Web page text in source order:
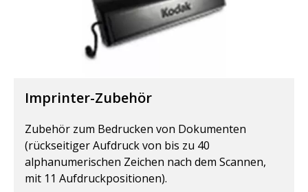
Imprinter-Zubehör
Zubehör zum Bedrucken von Dokumenten
(rückseitiger Aufdruck von bis zu 40
alphanumerischen Zeichen nach dem Scannen,
mit 11 Aufdruckpositionen).